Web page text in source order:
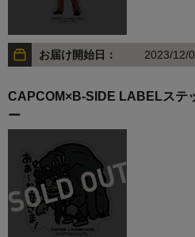
お届け開始日： 2023/12/
CAPCOM×B-SIDE LABELステ
ー